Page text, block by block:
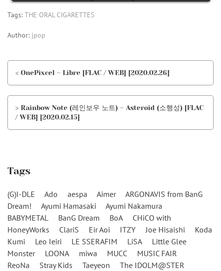
Tags: THE ORAL CIGARETTES
Author: jpop
< OnePixcel – Libre [FLAC / WEB] [2020.02.26]
> Rainbow Note (레인보우 노트) – Asteroid (소행성) [FLAC
/ WEB] [2020.02.15]
Tags
(G)I-DLE Ado aespa Aimer
ARGONAVIS from BanG
Dream!
Ayumi Hamasaki
Ayumi Nakamura
BABYMETAL
BanG Dream BoA
CHiCO with
HoneyWorks
ClariS Eir Aoi ITZY Joe Hisaishi
Koda
Kumi
Leo Ieiri LE SSERAFIM LiSA
Little Glee
Monster
LOONA miwa MUCC
MUSIC FAIR
ReoNa
Stray Kids Taeyeon
The IDOLM@STER